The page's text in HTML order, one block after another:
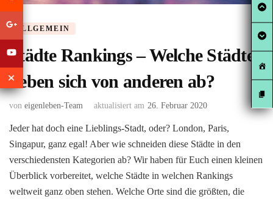
ALLGEMEIN
Städte Rankings – Welche Städte
heben sich von anderen ab?
von eigenleben-Team aktualisiert am 26. Februar 2020
Jeder hat doch eine Lieblings-Stadt, oder? London, Paris,
Singapur, ganz egal! Aber wie schneiden diese Städte in den
verschiedensten Kategorien ab? Wir haben für Euch einen kleinen
Überblick vorbereitet, welche Städte in welchen Rankings
weltweit ganz oben stehen. Welche Orte sind die größten, die